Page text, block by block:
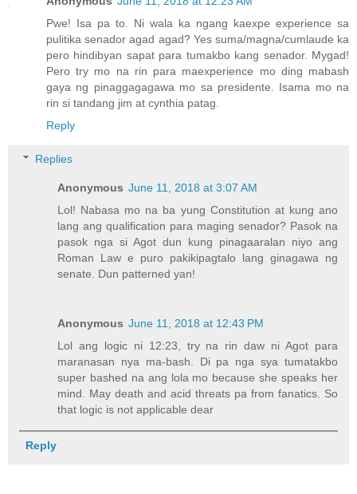
Pwe! Isa pa to. Ni wala ka ngang kaexpe experience sa
pulitika senador agad agad? Yes suma/magna/cumlaude ka
pero hindibyan sapat para tumakbo kang senador. Mygad!
Pero try mo na rin para maexperience mo ding mabash
gaya ng pinaggagagawa mo sa presidente. Isama mo na
rin si tandang jim at cynthia patag.
Reply
Replies
Anonymous June 11, 2018 at 3:07 AM
Lol! Nabasa mo na ba yung Constitution at kung ano
lang ang qualification para maging senador? Pasok na
pasok nga si Agot dun kung pinagaaralan niyo ang
Roman Law e puro pakikipagtalo lang ginagawa ng
senate. Dun patterned yan!
Anonymous June 11, 2018 at 12:43 PM
Lol ang logic ni 12:23, try na rin daw ni Agot para
maranasan nya ma-bash. Di pa nga sya tumatakbo
super bashed na ang lola mo because she speaks her
mind. May death and acid threats pa from fanatics. So
that logic is not applicable dear
Reply